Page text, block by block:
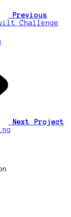
Previous
Challenge
Next Project